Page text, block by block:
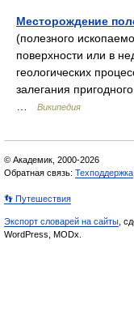
Месторождение
(полезного
поверхности или в
геологических
залегания
Википедия
© Академик, 2000-2026
Обратная связь: Техподдержка
👣 Путешествия
Экспорт словарей на сайты ,
WordPress, MODx.